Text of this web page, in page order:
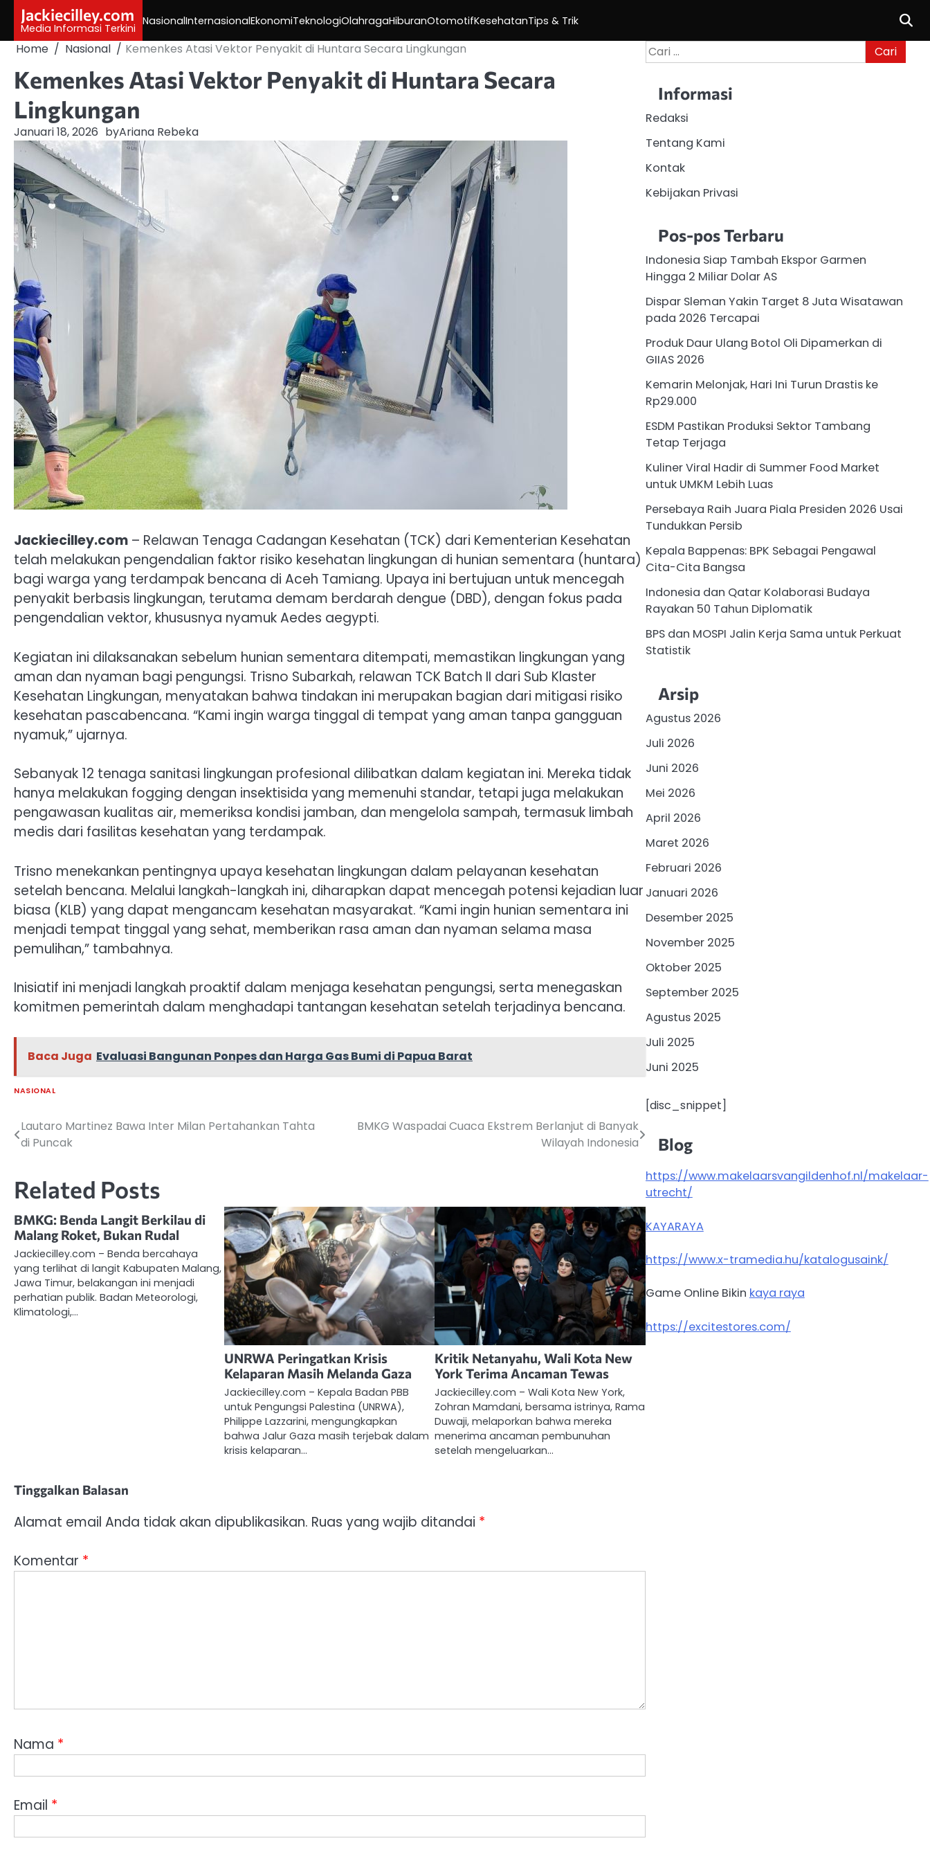
content
Jackiecilley.com
Media Informasi Terkini
NasionalInternasionalEkonomiTeknologiOlahragaHiburanOtomotifKesehatanTips & Trik
Home Nasional Kemenkes Atasi Vektor Penyakit di Huntara Secara Lingkungan
Kemenkes Atasi Vektor Penyakit di Huntara Secara
Lingkungan
Januari 18, 2026 byAriana Rebeka
Jackiecilley.com – Relawan Tenaga Cadangan Kesehatan (TCK) dari Kementerian Kesehatan
telah melakukan pengendalian faktor risiko kesehatan lingkungan di hunian sementara (huntara)
bagi warga yang terdampak bencana di Aceh Tamiang. Upaya ini bertujuan untuk mencegah
penyakit berbasis lingkungan, terutama demam berdarah dengue (DBD), dengan fokus pada
pengendalian vektor, khususnya nyamuk Aedes aegypti.
Kegiatan ini dilaksanakan sebelum hunian sementara ditempati, memastikan lingkungan yang
aman dan nyaman bagi pengungsi. Trisno Subarkah, relawan TCK Batch II dari Sub Klaster
Kesehatan Lingkungan, menyatakan bahwa tindakan ini merupakan bagian dari mitigasi risiko
kesehatan pascabencana. “Kami ingin warga tinggal di tempat yang aman tanpa gangguan
nyamuk,” ujarnya.
Sebanyak 12 tenaga sanitasi lingkungan profesional dilibatkan dalam kegiatan ini. Mereka tidak
hanya melakukan fogging dengan insektisida yang memenuhi standar, tetapi juga melakukan
pengawasan kualitas air, memeriksa kondisi jamban, dan mengelola sampah, termasuk limbah
medis dari fasilitas kesehatan yang terdampak.
Trisno menekankan pentingnya upaya kesehatan lingkungan dalam pelayanan kesehatan
setelah bencana. Melalui langkah-langkah ini, diharapkan dapat mencegah potensi kejadian luar
biasa (KLB) yang dapat mengancam kesehatan masyarakat. “Kami ingin hunian sementara ini
menjadi tempat tinggal yang sehat, memberikan rasa aman dan nyaman selama masa
pemulihan,” tambahnya.
Inisiatif ini menjadi langkah proaktif dalam menjaga kesehatan pengungsi, serta menegaskan
komitmen pemerintah dalam menghadapi tantangan kesehatan setelah terjadinya bencana.
Baca Juga Evaluasi Bangunan Ponpes dan Harga Gas Bumi di Papua Barat
NASIONAL
Navigasi
Lautaro Martinez Bawa Inter Milan Pertahankan Tahta
di Puncak
BMKG Waspadai Cuaca Ekstrem Berlanjut di Banyak
Wilayah Indonesia
Related Posts
BMKG: Benda Langit Berkilau di
Malang Roket, Bukan Rudal
Jackiecilley.com – Benda bercahaya
yang terlihat di langit Kabupaten Malang,
Jawa Timur, belakangan ini menjadi
perhatian publik. Badan Meteorologi,
Klimatologi,…
UNRWA Peringatkan Krisis
Kelaparan Masih Melanda Gaza
Jackiecilley.com – Kepala Badan PBB
untuk Pengungsi Palestina (UNRWA),
Philippe Lazzarini, mengungkapkan
bahwa Jalur Gaza masih terjebak dalam
krisis kelaparan…
Kritik Netanyahu, Wali Kota New
York Terima Ancaman Tewas
Jackiecilley.com – Wali Kota New York,
Zohran Mamdani, bersama istrinya, Rama
Duwaji, melaporkan bahwa mereka
menerima ancaman pembunuhan
setelah mengeluarkan…
Tinggalkan Balasan
Alamat email Anda tidak akan dipublikasikan. Ruas yang wajib ditandai *
Komentar *
Nama *
Email *
Cari
untuk:
Informasi
Redaksi
Tentang Kami
Kontak
Kebijakan Privasi
Pos-pos Terbaru
Indonesia Siap Tambah Ekspor Garmen
Hingga 2 Miliar Dolar AS
Dispar Sleman Yakin Target 8 Juta Wisatawan
pada 2026 Tercapai
Produk Daur Ulang Botol Oli Dipamerkan di
GIIAS 2026
Kemarin Melonjak, Hari Ini Turun Drastis ke
Rp29.000
ESDM Pastikan Produksi Sektor Tambang
Tetap Terjaga
Kuliner Viral Hadir di Summer Food Market
untuk UMKM Lebih Luas
Persebaya Raih Juara Piala Presiden 2026 Usai
Tundukkan Persib
Kepala Bappenas: BPK Sebagai Pengawal
Cita-Cita Bangsa
Indonesia dan Qatar Kolaborasi Budaya
Rayakan 50 Tahun Diplomatik
BPS dan MOSPI Jalin Kerja Sama untuk Perkuat
Statistik
Arsip
Agustus 2026
Juli 2026
Juni 2026
Mei 2026
April 2026
Maret 2026
Februari 2026
Januari 2026
Desember 2025
November 2025
Oktober 2025
September 2025
Agustus 2025
Juli 2025
Juni 2025
[disc_snippet]
Blog
https://www.makelaarsvangildenhof.nl/makelaar-
utrecht/
KAYARAYA
https://www.x-tramedia.hu/katalogusaink/
Game Online Bikin kaya raya
https://excitestores.com/